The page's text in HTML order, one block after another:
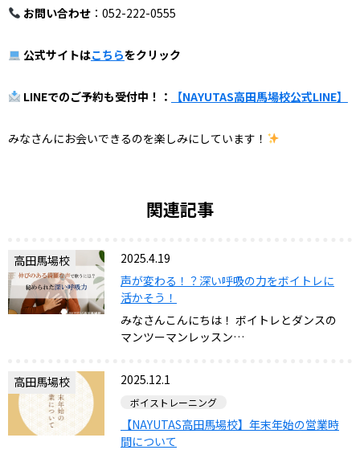
お問い合わせ：052-222-0555
公式サイトはこちらをクリック
LINEでのご予約も受付中！： 【NAYUTAS高田馬場校公式LINE】
みなさんにお会いできるのを楽しみにしています！
関連記事
高田馬場校
2025.4.19
声が変わる！？深い呼吸の力をボイトレに
活かそう！
みなさんこんにちは！ ボイトレとダンスの
マンツーマンレッスン…
高田馬場校 2025.12.1
ボイストレーニング
【NAYUTAS高田馬場校】年末年始の営業時
間について